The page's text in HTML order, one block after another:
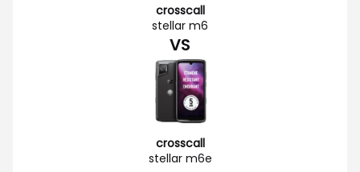
crosscall
stellar m6
VS
crosscall
stellar m6e